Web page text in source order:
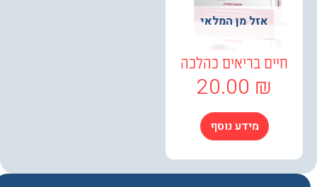
אזל מן המלאי
בריאים כהלכה
20.00
מידע נוסף